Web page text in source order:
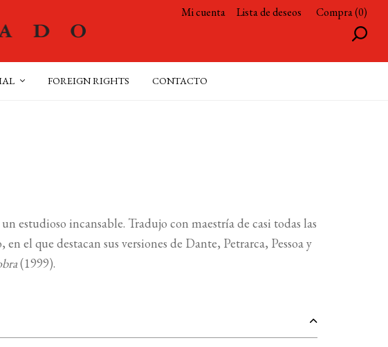
Mi cuenta Lista de deseos Compra (0)
FOREIGN RIGHTS CONTACTO
estudioso incansable. Tradujo con maestría de casi todas las
el que destacan sus versiones de Dante, Petrarca, Pessoa y
(1999).